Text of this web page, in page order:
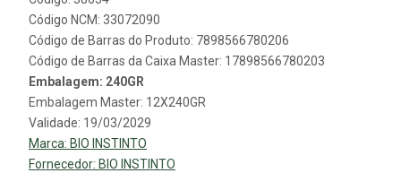
Código NCM: 33072090
Código de Barras do Produto: 7898566780206
Código de Barras da Caixa Master: 17898566780203
Embalagem: 240GR
Embalagem Master: 12X240GR
Validade: 19/03/2029
Marca: BIO INSTINTO
Fornecedor: BIO INSTINTO